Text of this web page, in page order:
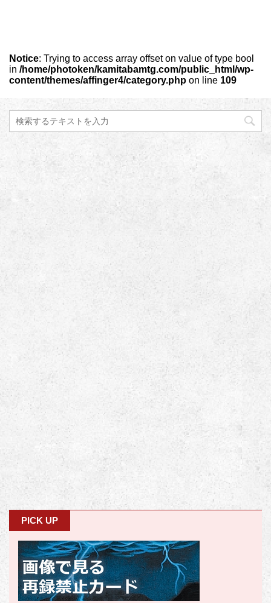
Notice: Trying to access array offset on value of type bool
in /home/photoken/kamitabamtg.com/public_html/wp-
content/themes/affinger4/category.php on line 109
PICK UP